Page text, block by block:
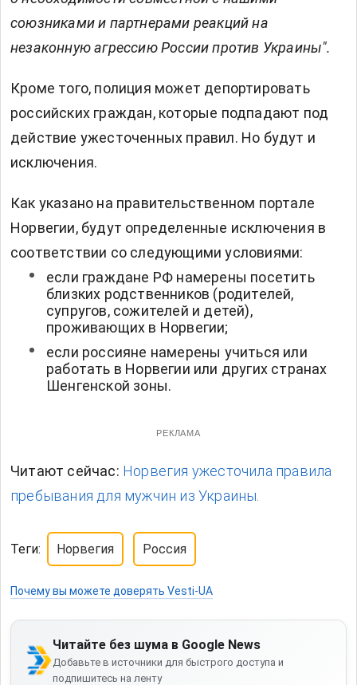
союзниками и партнерами реакций на
незаконную агрессию России против Украины".
Кроме того, полиция может депортировать
российских граждан, которые подпадают под
действие ужесточенных правил. Но будут и
исключения.
Как указано на правительственном портале
Норвегии, будут определенные исключения в
соответствии со следующими условиями:
если граждане РФ намерены посетить
близких родственников (родителей,
супругов, сожителей и детей),
проживающих в Норвегии;
если россияне намерены учиться или
работать в Норвегии или других странах
Шенгенской зоны.
РЕКЛАМА
Читают сейчас: Норвегия ужесточила правила
пребывания для мужчин из Украины.
Теги: Норвегия Россия
Почему вы можете доверять Vesti-UA
Читайте без шума в Google News
Добавьте в источники для быстрого доступа и
подпишитесь на ленту